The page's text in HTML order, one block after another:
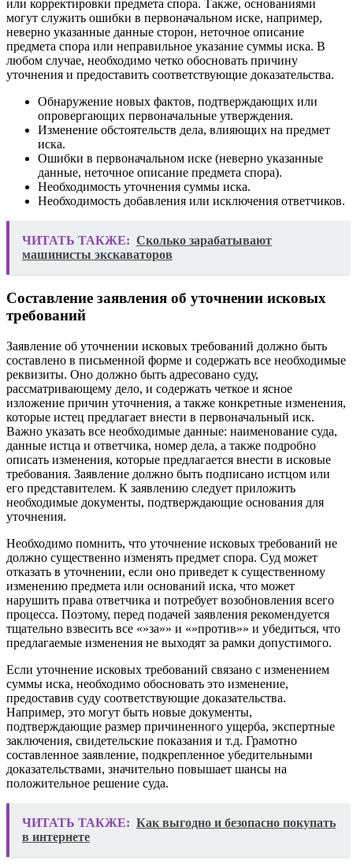
или корректировки предмета спора. Также, основаниями
могут служить ошибки в первоначальном иске, например,
неверно указанные данные сторон, неточное описание
предмета спора или неправильное указание суммы иска. В
любом случае, необходимо четко обосновать причину
уточнения и предоставить соответствующие доказательства.
Обнаружение новых фактов, подтверждающих или
опровергающих первоначальные утверждения.
Изменение обстоятельств дела, влияющих на предмет
иска.
Ошибки в первоначальном иске (неверно указанные
данные, неточное описание предмета спора).
Необходимость уточнения суммы иска.
Необходимость добавления или исключения ответчиков.
ЧИТАТЬ ТАКЖЕ: Сколько зарабатывают
машинисты экскаваторов
Составление заявления об уточнении исковых
требований
Заявление об уточнении исковых требований должно быть
составлено в письменной форме и содержать все необходимые
реквизиты. Оно должно быть адресовано суду,
рассматривающему дело, и содержать четкое и ясное
изложение причин уточнения, а также конкретные изменения,
которые истец предлагает внести в первоначальный иск.
Важно указать все необходимые данные: наименование суда,
данные истца и ответчика, номер дела, а также подробно
описать изменения, которые предлагается внести в исковые
требования. Заявление должно быть подписано истцом или
его представителем. К заявлению следует приложить
необходимые документы, подтверждающие основания для
уточнения.
Необходимо помнить, что уточнение исковых требований не
должно существенно изменять предмет спора. Суд может
отказать в уточнении, если оно приведет к существенному
изменению предмета или оснований иска, что может
нарушить права ответчика и потребует возобновления всего
процесса. Поэтому, перед подачей заявления рекомендуется
тщательно взвесить все «»за»» и «»против»» и убедиться, что
предлагаемые изменения не выходят за рамки допустимого.
Если уточнение исковых требований связано с изменением
суммы иска, необходимо обосновать это изменение,
предоставив суду соответствующие доказательства.
Например, это могут быть новые документы,
подтверждающие размер причиненного ущерба, экспертные
заключения, свидетельские показания и т.д. Грамотно
составленное заявление, подкрепленное убедительными
доказательствами, значительно повышает шансы на
положительное решение суда.
ЧИТАТЬ ТАКЖЕ: Как выгодно и безопасно покупать
в интернете